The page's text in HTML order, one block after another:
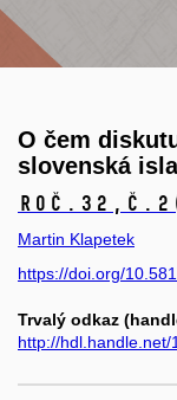
O čem
slovenská
Roč.32, č.2
Martin Klapetek
https://doi.org/
Trvalý odkaz
http://hdl.handle.net/